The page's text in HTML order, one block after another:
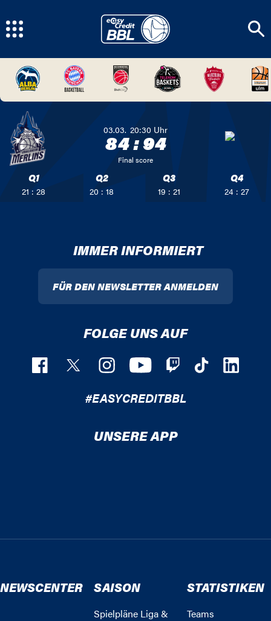
03.03. 20:30 Uhr
84:94
Final score
Q1
21 : 28
Q2
20 : 18
Q3
19 : 21
Q4
24 : 27
IMMER INFORMIERT
FÜR DEN NEWSLETTER ANMELDEN
FOLGE UNS AUF
#EASYCREDITBBL
UNSERE APP
NEWSCENTER SAISON
Spielpläne Liga &
STATISTIKEN
Teams